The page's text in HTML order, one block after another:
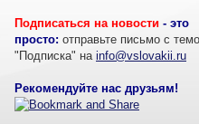
Подписаться на новости - это
просто: отправьте письмо с
"Подписка" на info@vslovakii.ru
Рекомендуйте нас друзьям!